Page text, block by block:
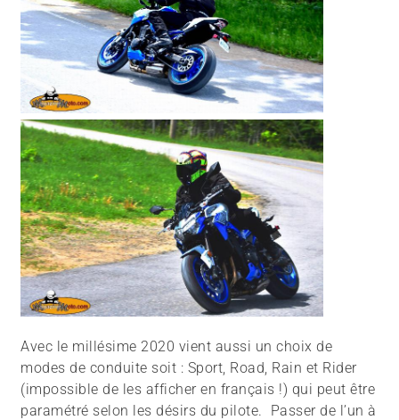
Avec le millésime 2020 vient aussi un choix de
modes de conduite soit : Sport, Road, Rain et Rider
(impossible de les afficher en français !) qui peut être
paramétré selon les désirs du pilote. Passer de l’un à